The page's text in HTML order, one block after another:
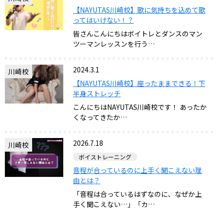
【NAYUTAS川崎校】歌に気持ちを込めて歌
ってはいけない！？
皆さんこんにちはボイトレとダンスのマン
ツーマンレッスンを行う…
川崎校
2024.3.1
【NAYUTAS川崎校】座ったままできる！下
半身ストレッチ
こんにちはNAYUTAS川崎校です！ あったか
くなってきたか…
川崎校 2026.7.18
ボイストレーニング
音程が合っているのに上手く聞こえない理
由とは？
「音程は合っているはずなのに、なぜか上
手く聞こえない…」「カ…